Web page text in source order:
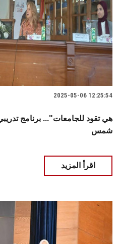
2025-05-06 12:25:54
شمس
اقرأ المزيد